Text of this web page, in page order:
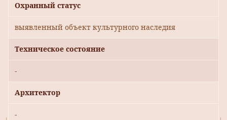
Охранный статус
выявленный объект культурного наследия
Техническое состояние
-
Архитектор
-